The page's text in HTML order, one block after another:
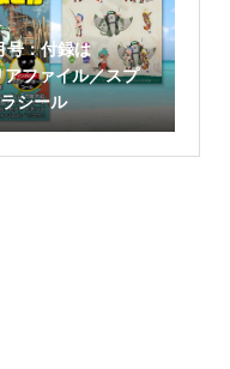
号：付録は
ファイル／スプ
シール